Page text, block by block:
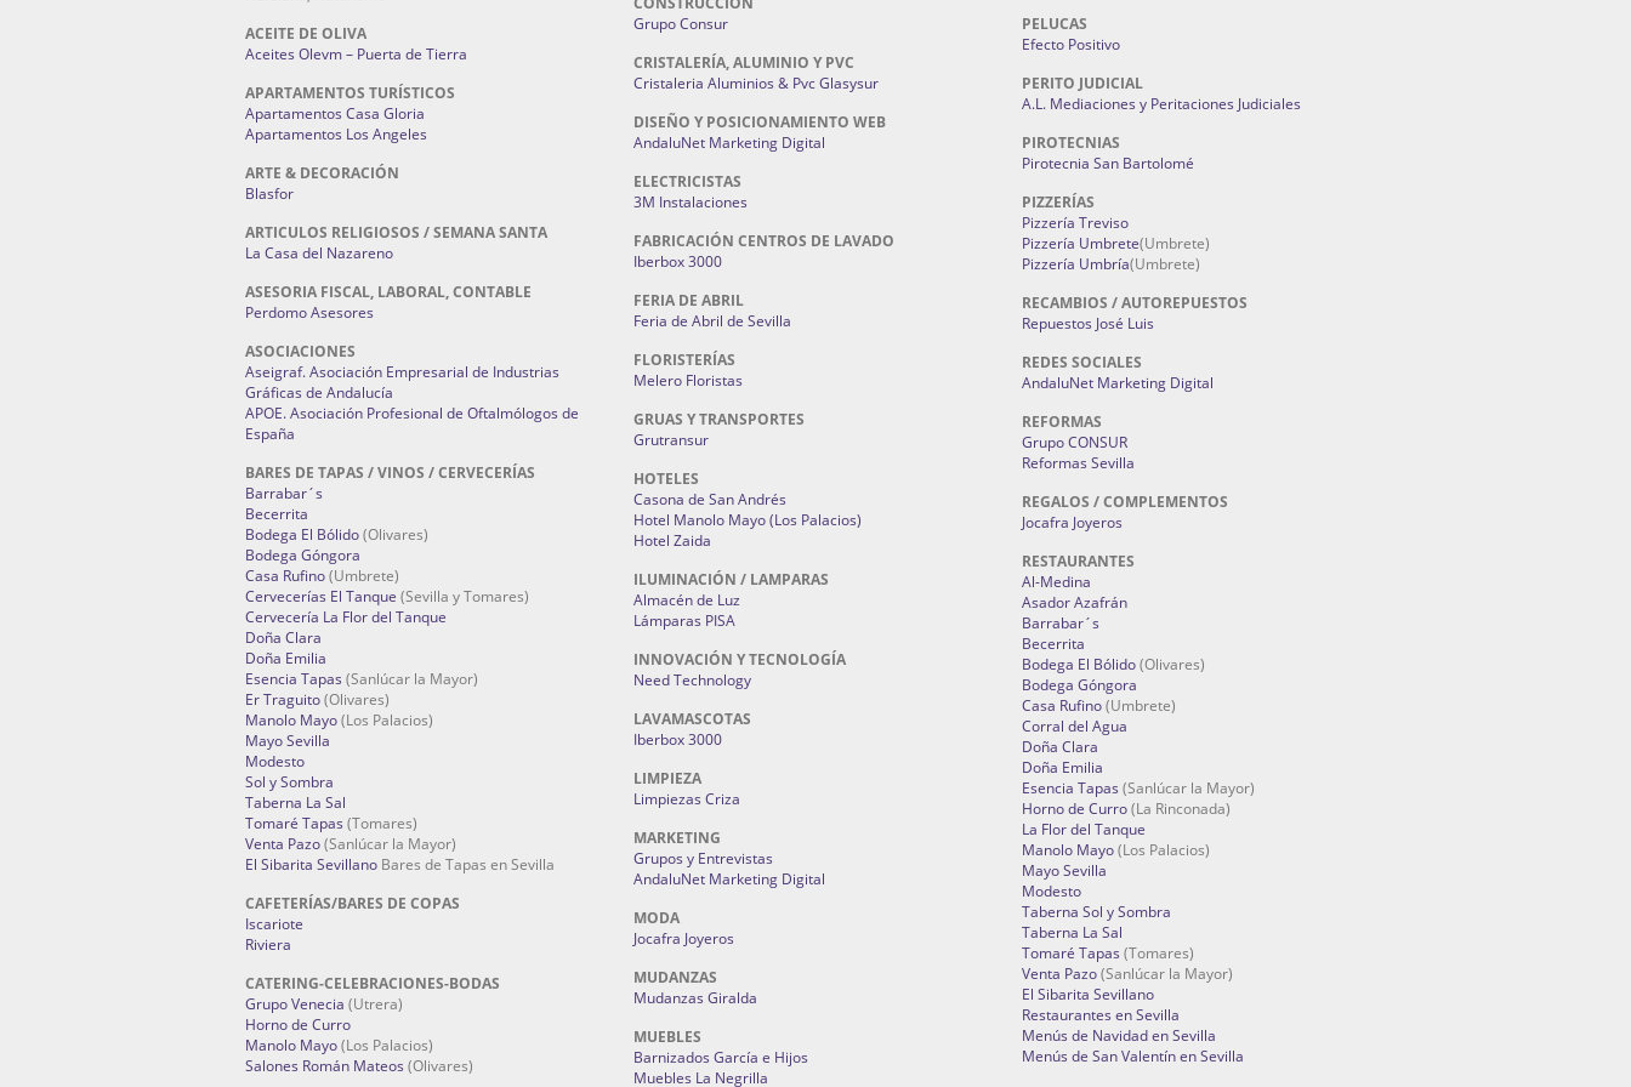
ACEITE DE OLIVA
Aceites Olevm – Puerta de Tierra
APARTAMENTOS TURÍSTICOS
Apartamentos Casa Gloria
Apartamentos Los Angeles
ARTE & DECORACIÓN
Blasfor
ARTICULOS RELIGIOSOS / SEMANA SANTA
La Casa del Nazareno
ASESORIA FISCAL, LABORAL, CONTABLE
Perdomo Asesores
ASOCIACIONES
Aseigraf. Asociación Empresarial de Industrias
Gráficas de Andalucía
APOE. Asociación Profesional de Oftalmólogos de
España
BARES DE TAPAS / VINOS / CERVECERÍAS
Barrabar´s
Becerrita
Bodega El Bólido(Olivares)
Bodega Góngora
Casa Rufino(Umbrete)
Cervecerías El Tanque (Sevilla y Tomares)
Cervecería La Flor del Tanque
Doña Clara
Doña Emilia
Esencia Tapas (Sanlúcar la Mayor)
Er Traguito(Olivares)
Manolo Mayo(Los Palacios)
Mayo Sevilla
Modesto
Sol y Sombra
Taberna La Sal
Tomaré Tapas (Tomares)
Venta Pazo(Sanlúcar la Mayor)
El Sibarita Sevillano Bares de Tapas en Sevilla
CAFETERÍAS/BARES DE COPAS
Iscariote
Riviera
CATERING-CELEBRACIONES-BODAS
Grupo Venecia (Utrera)
Horno de Curro
Manolo Mayo(Los Palacios)
Salones Román Mateos (Olivares)
Grupo Consur
CRISTALERÍA, ALUMINIO Y PVC
Cristaleria Aluminios & Pvc Glasysur
DISEÑO Y POSICIONAMIENTO WEB
AndaluNet Marketing Digital
ELECTRICISTAS
3M Instalaciones
FABRICACIÓN CENTROS DE LAVADO
Iberbox 3000
FERIA DE ABRIL
Feria de Abril de Sevilla
FLORISTERÍAS
Melero Floristas
GRUAS Y TRANSPORTES
Grutransur
HOTELES
Casona de San Andrés
Hotel Manolo Mayo (Los Palacios)
Hotel Zaida
ILUMINACIÓN / LAMPARAS
Almacén de Luz
Lámparas PISA
INNOVACIÓN Y TECNOLOGÍA
Need Technology
LAVAMASCOTAS
Iberbox 3000
LIMPIEZA
Limpiezas Criza
MARKETING
Grupos y Entrevistas
AndaluNet Marketing Digital
MODA
Jocafra Joyeros
MUDANZAS
Mudanzas Giralda
MUEBLES
Barnizados García e Hijos
Muebles La Negrilla
PELUCAS
Efecto Positivo
PERITO JUDICIAL
A.L. Mediaciones y Peritaciones Judiciales
PIROTECNIAS
Pirotecnia San Bartolomé
PIZZERÍAS
Pizzería Treviso
Pizzería Umbrete(Umbrete)
Pizzería Umbría(Umbrete)
RECAMBIOS / AUTOREPUESTOS
Repuestos José Luis
REDES SOCIALES
AndaluNet Marketing Digital
REFORMAS
Grupo CONSUR
Reformas Sevilla
REGALOS / COMPLEMENTOS
Jocafra Joyeros
RESTAURANTES
Al-Medina
Asador Azafrán
Barrabar´s
Becerrita
Bodega El Bólido(Olivares)
Bodega Góngora
Casa Rufino(Umbrete)
Corral del Agua
Doña Clara
Doña Emilia
Esencia Tapas (Sanlúcar la Mayor)
Horno de Curro(La Rinconada)
La Flor del Tanque
Manolo Mayo(Los Palacios)
Mayo Sevilla
Modesto
Taberna Sol y Sombra
Taberna La Sal
Tomaré Tapas (Tomares)
Venta Pazo(Sanlúcar la Mayor)
El Sibarita Sevillano
Restaurantes en Sevilla
Menús de Navidad en Sevilla
Menús de San Valentín en Sevilla